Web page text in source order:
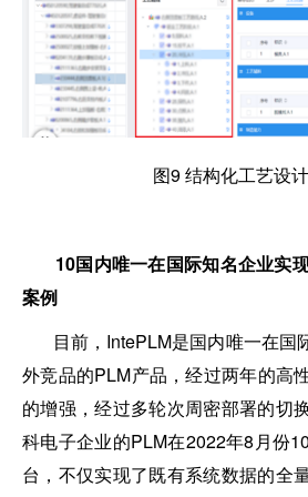
图9 结构化工艺设
10国内唯一在国际知名企业实
案例
目前，IntePLM是国内唯一在国
外竞品的PLM产品，经过两年的高
的增强，经过多轮次周密部署的切
科电子企业的PLM在2022年8月份
台，不仅实现了既有系统数据的全